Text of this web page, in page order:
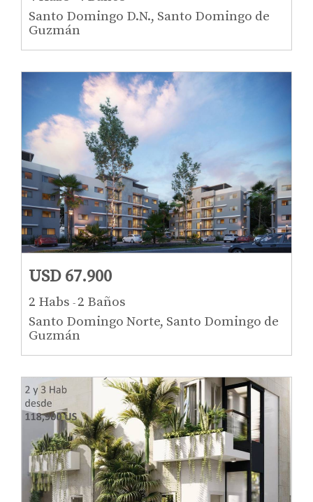
Santo Domingo D.N., Santo Domingo de
Guzmán
USD 67.900
2 Habs -2 Baños
Santo Domingo Norte, Santo Domingo de
Guzmán